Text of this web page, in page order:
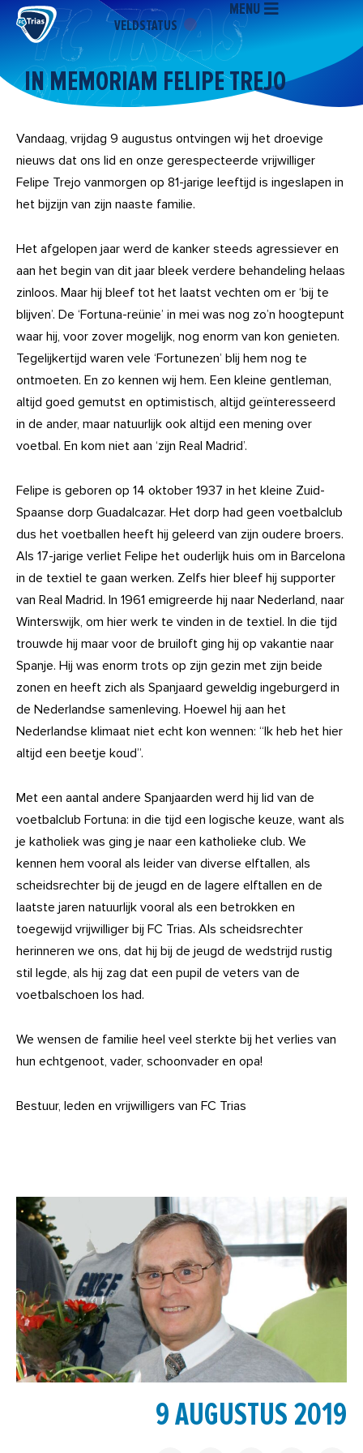
naar
inhoud
VELDSTATUS
MENU
IN MEMORIAM FELIPE TREJO
Vandaag, vrijdag 9 augustus ontvingen wij het droevige
nieuws dat ons lid en onze gerespecteerde vrijwilliger
Felipe Trejo vanmorgen op 81-jarige leeftijd is ingeslapen in
het bijzijn van zijn naaste familie.
Het afgelopen jaar werd de kanker steeds agressiever en
aan het begin van dit jaar bleek verdere behandeling helaas
zinloos. Maar hij bleef tot het laatst vechten om er ‘bij te
blijven’. De ‘Fortuna-reünie’ in mei was nog zo’n hoogtepunt
waar hij, voor zover mogelijk, nog enorm van kon genieten.
Tegelijkertijd waren vele ‘Fortunezen’ blij hem nog te
ontmoeten. En zo kennen wij hem. Een kleine gentleman,
altijd goed gemutst en optimistisch, altijd geïnteresseerd
in de ander, maar natuurlijk ook altijd een mening over
voetbal. En kom niet aan ‘zijn Real Madrid’.
Felipe is geboren op 14 oktober 1937 in het kleine Zuid-
Spaanse dorp Guadalcazar. Het dorp had geen voetbalclub
dus het voetballen heeft hij geleerd van zijn oudere broers.
Als 17-jarige verliet Felipe het ouderlijk huis om in Barcelona
in de textiel te gaan werken. Zelfs hier bleef hij supporter
van Real Madrid. In 1961 emigreerde hij naar Nederland, naar
Winterswijk, om hier werk te vinden in de textiel. In die tijd
trouwde hij maar voor de bruiloft ging hij op vakantie naar
Spanje. Hij was enorm trots op zijn gezin met zijn beide
zonen en heeft zich als Spanjaard geweldig ingeburgerd in
de Nederlandse samenleving. Hoewel hij aan het
Nederlandse klimaat niet echt kon wennen: “Ik heb het hier
altijd een beetje koud”.
Met een aantal andere Spanjaarden werd hij lid van de
voetbalclub Fortuna: in die tijd een logische keuze, want als
je katholiek was ging je naar een katholieke club. We
kennen hem vooral als leider van diverse elftallen, als
scheidsrechter bij de jeugd en de lagere elftallen en de
laatste jaren natuurlijk vooral als een betrokken en
toegewijd vrijwilliger bij FC Trias. Als scheidsrechter
herinneren we ons, dat hij bij de jeugd de wedstrijd rustig
stil legde, als hij zag dat een pupil de veters van de
voetbalschoen los had.
We wensen de familie heel veel sterkte bij het verlies van
hun echtgenoot, vader, schoonvader en opa!
Bestuur, leden en vrijwilligers van FC Trias
9 AUGUSTUS 2019